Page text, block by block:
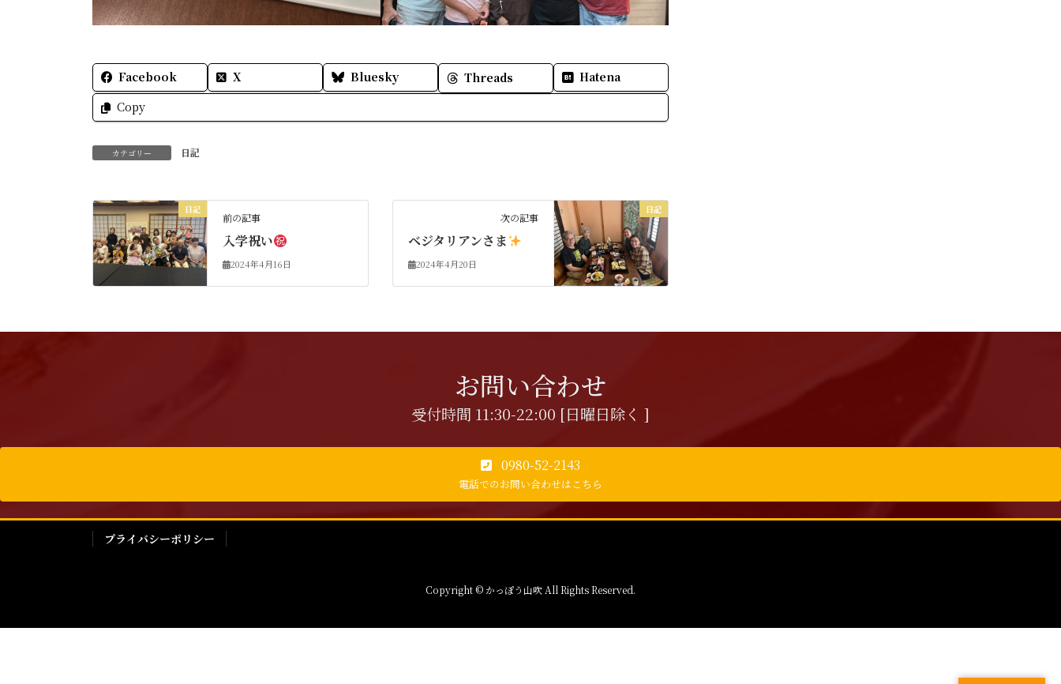
Facebook X Bluesky Threads
Hatena
Copy
カテゴリー 日記
日記
前の記事
入学祝い
2024年4月16日
日記
次の記事
ベジタリアンさま
2024年4月20日
お問い合わせ
受付時間 11:30-22:00 [日曜日除く ]
0980-52-2143
電話でのお問い合わせはこちら
プライバシーポリシー
Copyright © かっぽう山吹 All Rights Reserved.